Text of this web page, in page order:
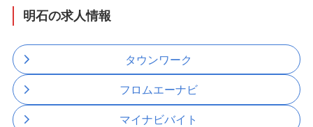
明石の求人情報
タウンワーク
フロムエーナビ
マイナビバイト